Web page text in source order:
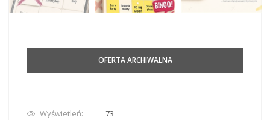
OFERTA ARCHIWALNA
Wyświetleń:
73